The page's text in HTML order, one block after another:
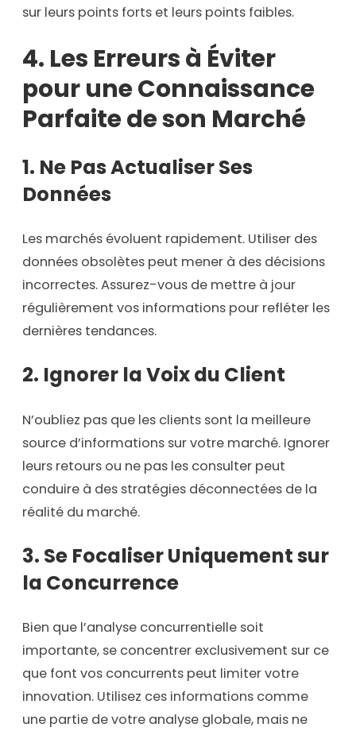
sur leurs points forts et leurs points faibles.
4. Les Erreurs à Éviter
pour une Connaissance
Parfaite de son Marché
1. Ne Pas Actualiser Ses
Données
Les marchés évoluent rapidement. Utiliser des
données obsolètes peut mener à des décisions
incorrectes. Assurez-vous de mettre à jour
régulièrement vos informations pour refléter les
dernières tendances.
2. Ignorer la Voix du Client
N’oubliez pas que les clients sont la meilleure
source d’informations sur votre marché. Ignorer
leurs retours ou ne pas les consulter peut
conduire à des stratégies déconnectées de la
réalité du marché.
3. Se Focaliser Uniquement sur
la Concurrence
Bien que l’analyse concurrentielle soit
importante, se concentrer exclusivement sur ce
que font vos concurrents peut limiter votre
innovation. Utilisez ces informations comme
une partie de votre analyse globale, mais ne